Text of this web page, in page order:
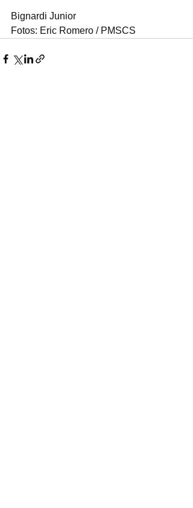
Bignardi Junior
Fotos: Eric Romero / PMSCS